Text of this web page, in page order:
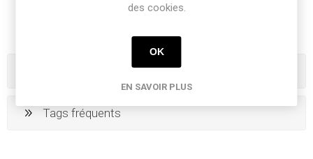
Tags fréquents
des cookies.
OK
EN SAVOIR PLUS